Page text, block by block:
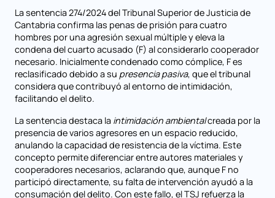
La sentencia 274/2024 del Tribunal Superior de Justicia de
Cantabria confirma las penas de prisión para cuatro
hombres por una agresión sexual múltiple y eleva la
condena del cuarto acusado (F) al considerarlo cooperador
necesario. Inicialmente condenado como cómplice, F es
reclasificado debido a su presencia pasiva, que el tribunal
considera que contribuyó al entorno de intimidación,
facilitando el delito.
La sentencia destaca la intimidación ambientalcreada por la
presencia de varios agresores en un espacio reducido,
anulando la capacidad de resistencia de la víctima. Este
concepto permite diferenciar entre autores materiales y
cooperadores necesarios, aclarando que, aunque F no
participó directamente, su falta de intervención ayudó a la
consumación del delito. Con este fallo, el TSJ refuerza la